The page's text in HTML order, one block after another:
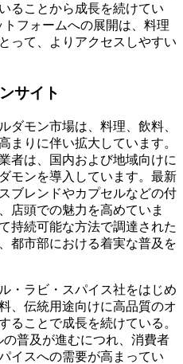
ることから成長を続けてい
フォームへの展開は、料理
って、よりアクセスしやすい
サイト
ダモン市場は、料理、飲料、
まりに伴い拡大しています。
者は、国内および地域向けに
モンを導入しています。最新
ブレンドやカプセルなどの付
店頭での魅力を高めていま
持続可能な方法で調達された
都市部における着実な普及を
・ラビ・スパイス社をはじめ
、伝統用途向けに高品質のオ
ることで成長を続けている。
普及が進むにつれ、消費者
イスへの需要が高まってい